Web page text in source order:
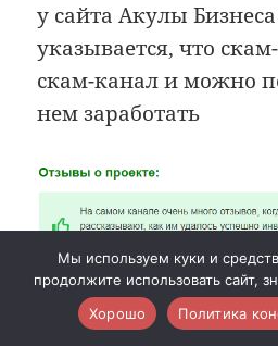
у сайта Акулы Бизнеса
указывается, что
скам-канал и можно
нем заработать
Мы используем куки и
продолжите использовать сайт,
Хорошо
Политика